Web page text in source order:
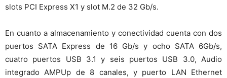
slots PCI Express X1 y slot M.2 de 32 Gb/s.
En cuanto a almacenamiento y conectividad cuenta con dos
puertos SATA Express de 16 Gb/s y ocho SATA 6Gb/s,
cuatro puertos USB 3.1 y seis puertos USB 3.0, Audio
integrado AMPUp de 8 canales, y puerto LAN Ethernet